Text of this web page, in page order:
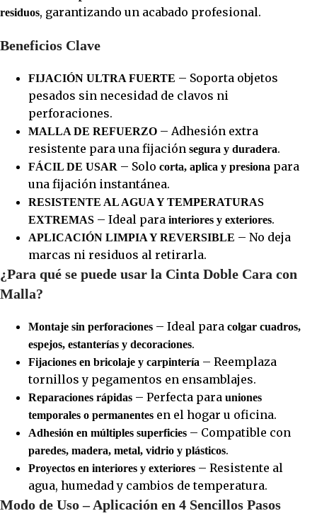
residuos, garantizando un acabado profesional.
Beneficios Clave
FIJACIÓN ULTRA FUERTE – Soporta objetos
pesados sin necesidad de clavos ni
perforaciones.
MALLA DE REFUERZO – Adhesión extra
resistente para una fijación segura y duradera.
FÁCIL DE USAR – Solo corta, aplica y presiona para
una fijación instantánea.
RESISTENTE AL AGUA Y TEMPERATURAS
EXTREMAS – Ideal para interiores y exteriores.
APLICACIÓN LIMPIA Y REVERSIBLE – No deja
marcas ni residuos al retirarla.
¿Para qué se puede usar la Cinta Doble Cara con
Malla?
Montaje sin perforaciones – Ideal para colgar cuadros,
espejos, estanterías y decoraciones.
Fijaciones en bricolaje y carpintería – Reemplaza
tornillos y pegamentos en ensamblajes.
Reparaciones rápidas – Perfecta para uniones
temporales o permanentes en el hogar u oficina.
Adhesión en múltiples superficies – Compatible con
paredes, madera, metal, vidrio y plásticos.
Proyectos en interiores y exteriores – Resistente al
agua, humedad y cambios de temperatura.
Modo de Uso – Aplicación en 4 Sencillos Pasos